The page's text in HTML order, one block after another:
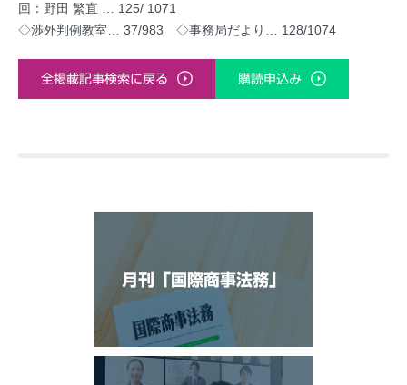
回：野田 繁直 … 125/ 1071
◇渉外判例教室… 37/983 ◇事務局だより… 128/1074
全掲載記事検索に戻る 購読申込み
月刊「国際商事法務」